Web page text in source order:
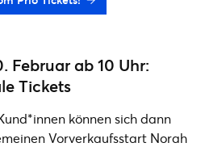
Februar ab 10 Uhr:
Tickets
können sich dann
Vorverkaufsstart Norah